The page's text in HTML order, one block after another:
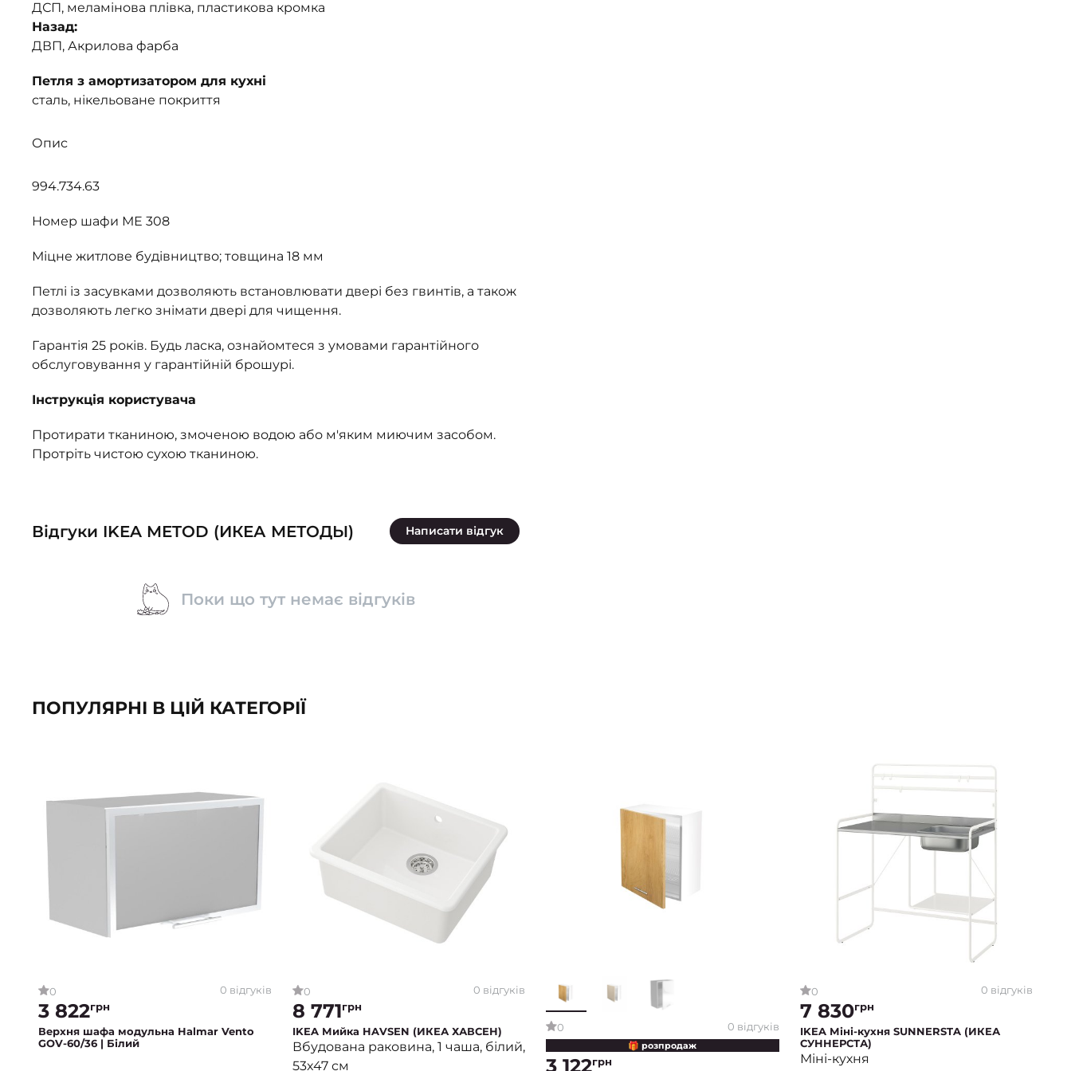
ДСП, меламінова плівка, пластикова кромка
Назад:
ДВП, Акрилова фарба
Петля з амортизатором для кухні
сталь, нікельоване покриття
Опис
994.734.63
Номер шафи МЕ 308
Міцне житлове будівництво; товщина 18 мм
Петлі із засувками дозволяють встановлювати двері без гвинтів, а також
дозволяють легко знімати двері для чищення.
Гарантія 25 років. Будь ласка, ознайомтеся з умовами гарантійного
обслуговування у гарантійній брошурі.
Інструкція користувача
Протирати тканиною, змоченою водою або м'яким миючим засобом.
Протріть чистою сухою тканиною.
Відгуки IKEA METOD (ИКЕА МЕТОДЫ) Написати відгук
Поки що тут немає відгуків
ПОПУЛЯРНІ В ЦІЙ КАТЕГОРІЇ
0 0 відгуків
3 822грн
Верхня шафа модульна Halmar Vento
GOV-60/36 | Білий
0 0 відгуків
8 771грн
IKEA Мийка HAVSEN (ИКЕА ХАВСЕН)
Вбудована раковина, 1 чаша, білий,
53x47 см
0 0 відгуків
🎁 розпродаж
3 122грн
0 0 відгуків
7 830грн
IKEA Міні-кухня SUNNERSTA (ИКЕА
СУННЕРСТА)
Міні-кухня